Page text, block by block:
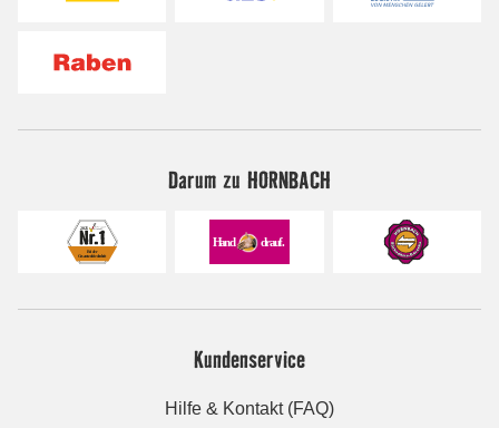
Darum zu HORNBACH
Kundenservice
Hilfe & Kontakt (FAQ)